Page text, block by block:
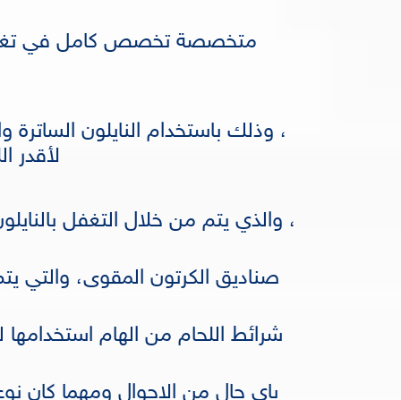
متخصصة تخصص كامل في
، وذلك باستخدام النايلون
لأقدر
، والذي يتم من خلال التغفل
صناديق الكرتون المقوى، والتي
شرائط اللحام من الهام
باي حال من الاحوال ومهما كان